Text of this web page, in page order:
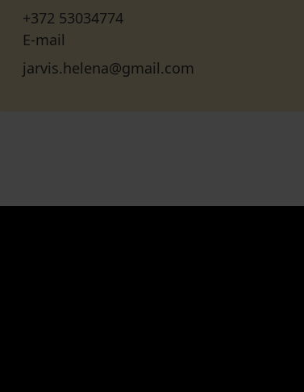
+372 53034774
E-mail
jarvis.helena@gmail.com